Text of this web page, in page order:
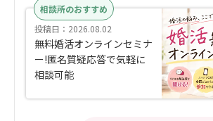
相談所のおすすめ
投稿日：2026.08.02
無料婚活オンラインセミナ
ー!匿名質疑応答で気軽に
相談可能